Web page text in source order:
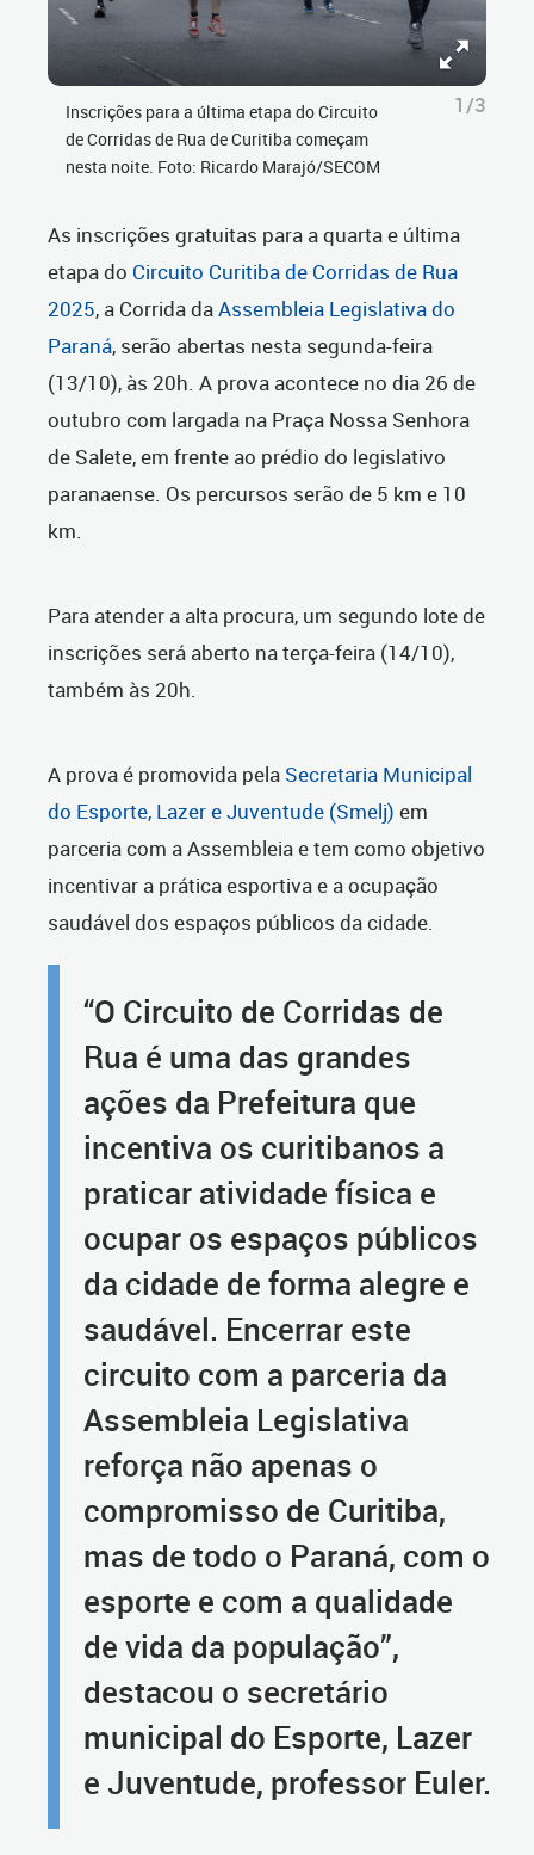
Inscrições para a última etapa do Circuito
de Corridas de Rua de Curitiba começam
nesta noite. Foto: Ricardo Marajó/SECOM
1/3
As inscrições gratuitas para a quarta e última
etapa do Circuito Curitiba de Corridas de Rua
2025, a Corrida daAssembleia Legislativa do
Paraná, serão abertas nesta segunda-feira
(13/10), às 20h. A prova acontece no dia 26 de
outubro com largada na Praça Nossa Senhora
de Salete, em frente ao prédio do legislativo
paranaense. Os percursos serão de 5 km e 10
km.
Para atender a alta procura, um segundo lote de
inscrições será aberto na terça-feira (14/10),
também às 20h.
A prova é promovida pela Secretaria Municipal
do Esporte, Lazer e Juventude (Smelj) em
parceria com a Assembleia e tem como objetivo
incentivar a prática esportiva e a ocupação
saudável dos espaços públicos da cidade.
“O Circuito de Corridas de
Rua é uma das grandes
ações da Prefeitura que
incentiva os curitibanos a
praticar atividade física e
ocupar os espaços públicos
da cidade de forma alegre e
saudável. Encerrar este
circuito com a parceria da
Assembleia Legislativa
reforça não apenas o
compromisso de Curitiba,
mas de todo o Paraná, com o
esporte e com a qualidade
de vida da população”,
destacou o secretário
municipal do Esporte, Lazer
e Juventude, professor Euler.